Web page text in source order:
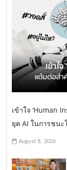
เข้าใจ ‘Human
ยุค AI ในการชนะ
August 8, 2026